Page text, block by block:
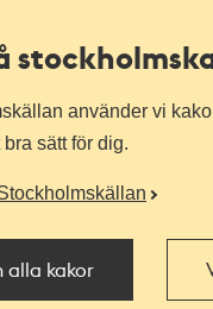
använder vi
sätt för dig.
alla kakor